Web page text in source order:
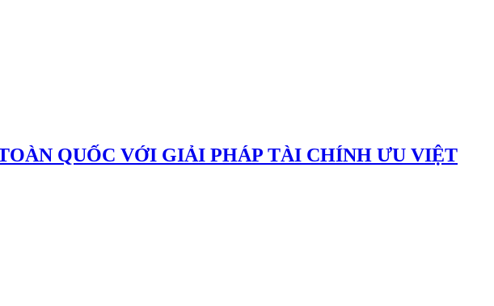
QUỐC VỚI GIẢI PHÁP TÀI CHÍNH ƯU VIỆT